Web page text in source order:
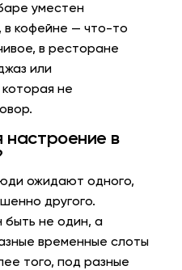
уместен
в кофейне — что-то
в ресторане
или
не
настроение в
ожидают одного,
другого.
быть не один, а
временные слоты
того, под разные